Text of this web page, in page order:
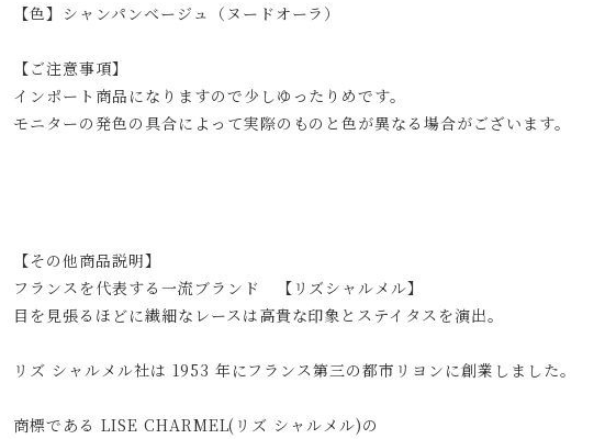
【色】シャンパンベージュ（ヌードオーラ）
【ご注意事項】
インポート商品になりますので少しゆったりめです。
モニターの発色の具合によって実際のものと色が異なる場合がございます。
【その他商品説明】
フランスを代表する一流ブランド 【リズシャルメル】
目を見張るほどに繊細なレースは高貴な印象とステイタスを演出。
リズ シャルメル社は 1953 年にフランス第三の都市リヨンに創業しました。
商標である LISE CHARMEL(リズ シャルメル)の